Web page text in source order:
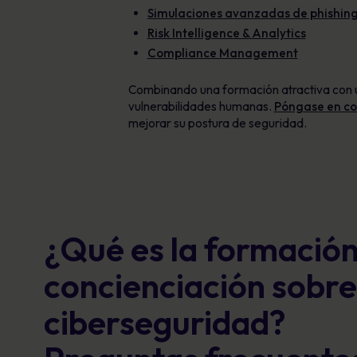
Simulaciones avanzadas de phishing
Risk Intelligence & Analytics
Compliance Management
Combinando una formación atractiva
vulnerabilidades humanas. Póngase en
mejorar su postura de seguridad.
¿Qué es la
concienciación sobre
ciberseguridad?